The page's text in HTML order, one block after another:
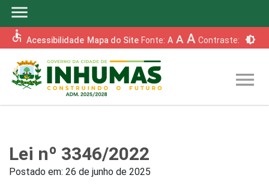
menu
accessible Acessibilidade Mapa do Site Fonte: A A A Contraste: brightness_6
menu
Lei nº 3346/2022
Postado em: 26 de junho de 2025